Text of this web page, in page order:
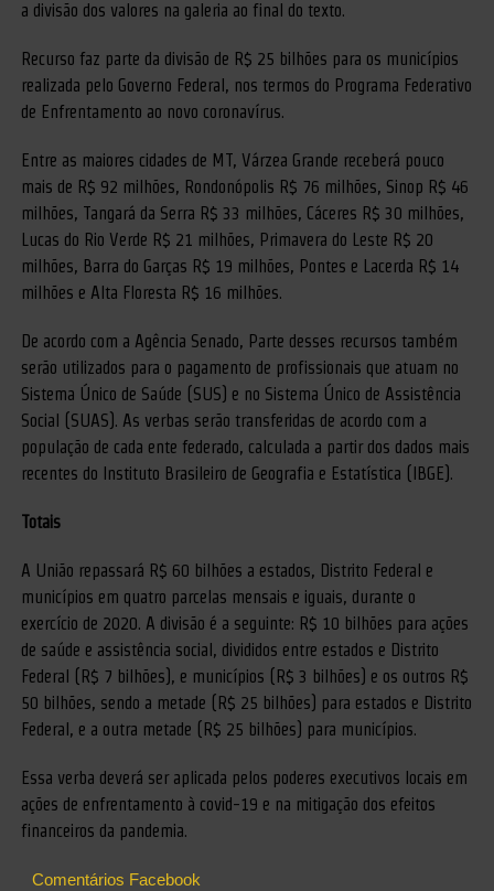
a divisão dos valores na galeria ao final do texto.
Recurso faz parte da divisão de R$ 25 bilhões para os municípios
realizada pelo Governo Federal, nos termos do Programa Federativo
de Enfrentamento ao novo coronavírus.
Entre as maiores cidades de MT, Várzea Grande receberá pouco
mais de R$ 92 milhões, Rondonópolis R$ 76 milhões, Sinop R$ 46
milhões, Tangará da Serra R$ 33 milhões, Cáceres R$ 30 milhões,
Lucas do Rio Verde R$ 21 milhões, Primavera do Leste R$ 20
milhões, Barra do Garças R$ 19 milhões, Pontes e Lacerda R$ 14
milhões e Alta Floresta R$ 16 milhões.
De acordo com a Agência Senado, Parte desses recursos também
serão utilizados para o pagamento de profissionais que atuam no
Sistema Único de Saúde (SUS) e no Sistema Único de Assistência
Social (SUAS). As verbas serão transferidas de acordo com a
população de cada ente federado, calculada a partir dos dados mais
recentes do Instituto Brasileiro de Geografia e Estatística (IBGE).
Totais
A União repassará R$ 60 bilhões a estados, Distrito Federal e
municípios em quatro parcelas mensais e iguais, durante o
exercício de 2020. A divisão é a seguinte: R$ 10 bilhões para ações
de saúde e assistência social, divididos entre estados e Distrito
Federal (R$ 7 bilhões), e municípios (R$ 3 bilhões) e os outros R$
50 bilhões, sendo a metade (R$ 25 bilhões) para estados e Distrito
Federal, e a outra metade (R$ 25 bilhões) para municípios.
Essa verba deverá ser aplicada pelos poderes executivos locais em
ações de enfrentamento à covid-19 e na mitigação dos efeitos
financeiros da pandemia.
Comentários Facebook